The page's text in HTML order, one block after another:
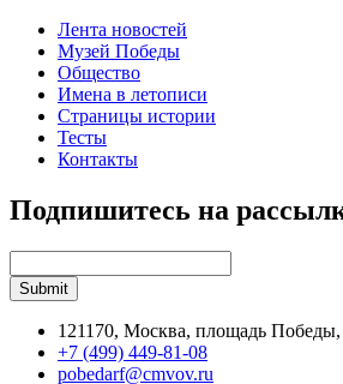
Лента новостей
Музей Победы
Общество
Имена в летописи
Страницы истории
Тесты
Контакты
Подпишитесь на
121170, Москва, площадь
+7 (499) 449-81-08
pobedarf@cmvov.ru